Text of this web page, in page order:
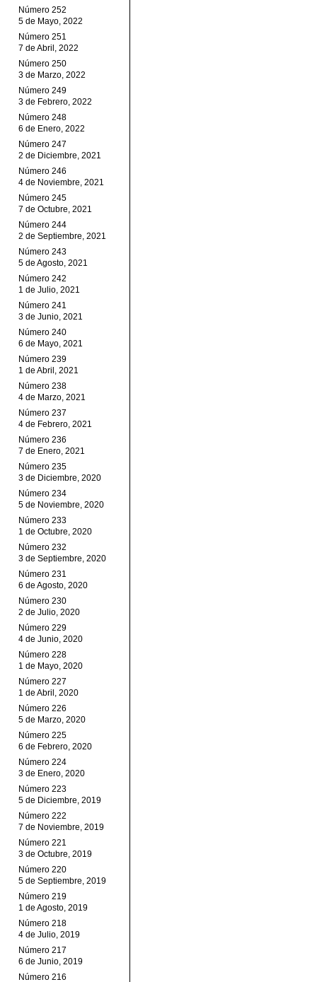
Número 252
5 de Mayo, 2022
Número 251
7 de Abril, 2022
Número 250
3 de Marzo, 2022
Número 249
3 de Febrero, 2022
Número 248
6 de Enero, 2022
Número 247
2 de Diciembre, 2021
Número 246
4 de Noviembre, 2021
Número 245
7 de Octubre, 2021
Número 244
2 de Septiembre, 2021
Número 243
5 de Agosto, 2021
Número 242
1 de Julio, 2021
Número 241
3 de Junio, 2021
Número 240
6 de Mayo, 2021
Número 239
1 de Abril, 2021
Número 238
4 de Marzo, 2021
Número 237
4 de Febrero, 2021
Número 236
7 de Enero, 2021
Número 235
3 de Diciembre, 2020
Número 234
5 de Noviembre, 2020
Número 233
1 de Octubre, 2020
Número 232
3 de Septiembre, 2020
Número 231
6 de Agosto, 2020
Número 230
2 de Julio, 2020
Número 229
4 de Junio, 2020
Número 228
1 de Mayo, 2020
Número 227
1 de Abril, 2020
Número 226
5 de Marzo, 2020
Número 225
6 de Febrero, 2020
Número 224
3 de Enero, 2020
Número 223
5 de Diciembre, 2019
Número 222
7 de Noviembre, 2019
Número 221
3 de Octubre, 2019
Número 220
5 de Septiembre, 2019
Número 219
1 de Agosto, 2019
Número 218
4 de Julio, 2019
Número 217
6 de Junio, 2019
Número 216